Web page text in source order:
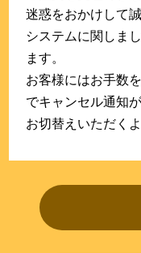
迷惑をおかけして
システムに関しま
ます。
お客様にはお手数
でキャンセル通知
お切替えいただく